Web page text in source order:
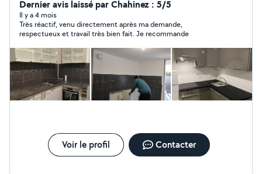
avec soin. Travail propre, ponctuel et tarifs clairs.
Disponible [jours/heures] devis gratuit sur demande.
Références et photos de chantiers sur mon profil.
Contactez moi pour un rendez vous !
Dernier avis laissé par Chahinez : 5/5
Il y a 4 mois
Très réactif, venu directement après ma demande,
respectueux et travail très bien fait. Je recommande
Voir le profil Contacter